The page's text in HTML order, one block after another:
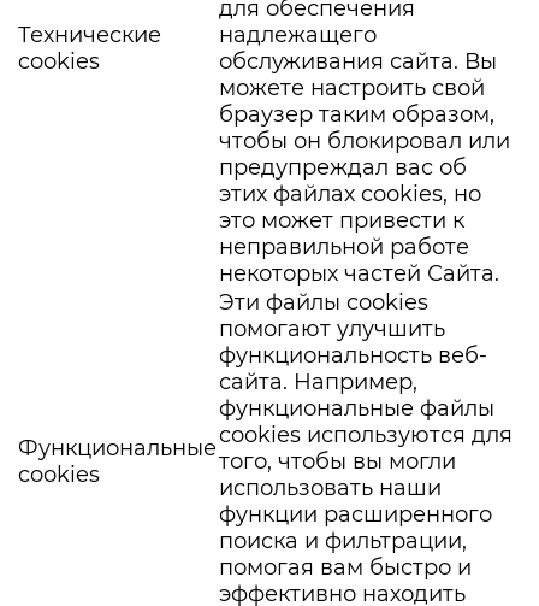
Технические
cookies
для обеспечения
надлежащего
обслуживания сайта. Вы
можете настроить свой
браузер таким образом,
чтобы он блокировал или
предупреждал вас об
этих файлах cookies, но
это может привести к
неправильной работе
некоторых частей Сайта.
Функциональные
cookies
Эти файлы cookies
помогают улучшить
функциональность веб-
сайта. Например,
функциональные файлы
cookies используются для
того, чтобы вы могли
использовать наши
функции расширенного
поиска и фильтрации,
помогая вам быстро и
эффективно находить